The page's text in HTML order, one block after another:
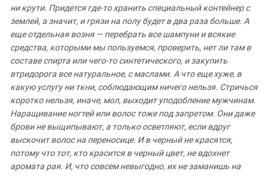
ни крути. Придется где-то хранить специальный контейнер с
землей, а значит, и грязи на полу будет в два раза больше. А
еще отдельная возня — перебрать все шампуни и всякие
средства, которыми мы пользуемся, проверить, нет ли там в
составе спирта или чего-то синтетического, и закупить
втридорога все натуральное, с маслами. А что еще хуже, в
какую услугу ни ткни, соблюдающим ничего нельзя. Стричься
коротко нельзя, иначе, мол, выходит уподобление мужчинам.
Наращивание ногтей или волос тоже под запретом. Они даже
брови не выщипывают, а только осветляют, если вдруг
выскочит волос на переносице. И в черный не красятся,
потому что тот, кто красится в черный цвет, не вдохнет
аромата рая. И, что совсем невыгодно, их не заманишь на